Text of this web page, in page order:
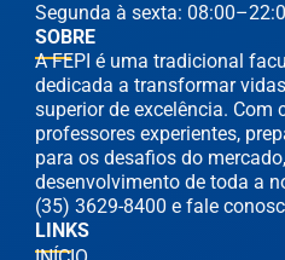
SOBRE
A FEPI é uma tradicional
dedicada a transformar
superior de excelência. Com
professores experientes,
para os desafios do
desenvolvimento de toda a
(35) 3629-8400 e fale
LINKS
Segunda à sexta: